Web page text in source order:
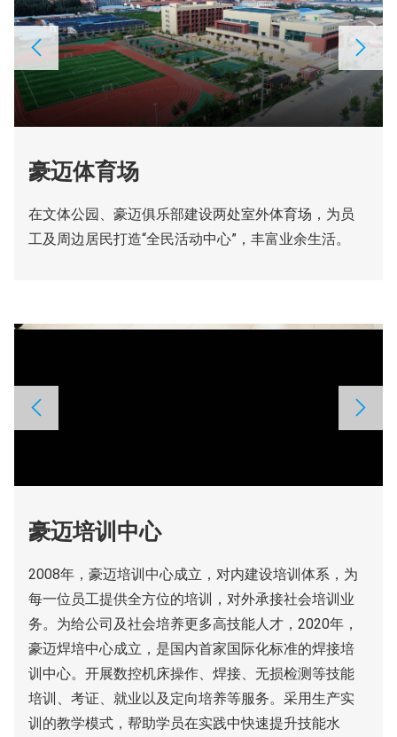
豪迈体育场
在文体公园、豪迈俱乐部建设两处室外体育场，为员
工及周边居民打造“全民活动中心”，丰富业余生活。
豪迈培训中心
2008年，豪迈培训中心成立，对内建设培训体系，为
每一位员工提供全方位的培训，对外承接社会培训业
务。为给公司及社会培养更多高技能人才，2020年，
豪迈焊培中心成立，是国内首家国际化标准的焊接培
训中心。开展数控机床操作、焊接、无损检测等技能
培训、考证、就业以及定向培养等服务。采用生产实
训的教学模式，帮助学员在实践中快速提升技能水